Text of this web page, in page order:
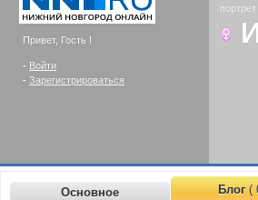
Привет, Гость !
- Войти
- Зарегистрироваться
Основное Блог(